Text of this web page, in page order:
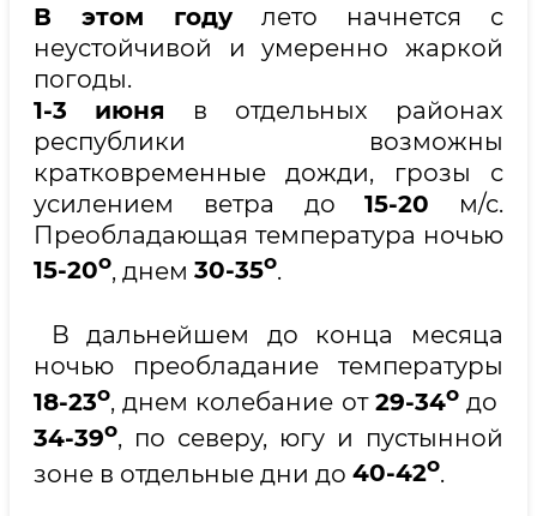
В этом году лето начнется с
неустойчивой и умеренно жаркой
погоды.
1-3
июня в отдельных районах
республики возможны
кратковременные дожди, грозы с
усилением ветра до15-20 м/с.
Преобладающая температура ночью
15-20о, днем 30-35о.
В дальнейшем до конца месяца
ночью преобладание температуры
18-23о, днем колебание от 29-34одо
34-39о, по северу, югу и пустынной
зоне в отдельные дни до 40-42о.